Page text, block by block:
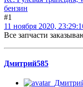
бензин
#1
11 ноября 2020,
Все запчасти
Дмитрий585